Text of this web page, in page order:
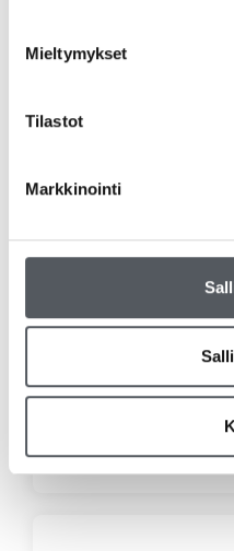
Mieltymykset
Tilastot
Markkinointi
62,60€
Lisää